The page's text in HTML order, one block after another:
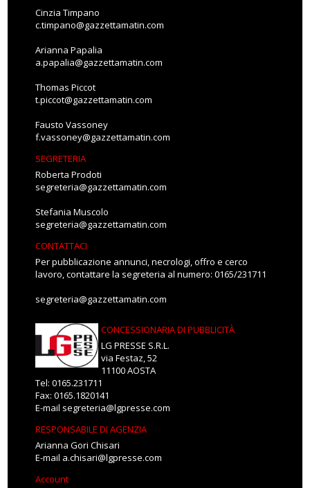
Cinzia Timpano
c.timpano@gazzettamatin.com
Arianna Papalia
a.papalia@gazzettamatin.com
Thomas Piccot
t.piccot@gazzettamatin.com
Fausto Vassoney
f.vassoney@gazzettamatin.com
SEGRETERIA
Roberta Prodoti
segreteria@gazzettamatin.com
Stefania Muscolo
segreteria@gazzettamatin.com
CONTATTACI
Per pubblicazione annunci, necrologi, offro e cerco
lavoro, contattare la segreteria al numero: 0165/231711
segreteria@gazzettamatin.com
CONCESSIONARIA DI PUBBLICITÀ
LG PRESSE S.R.L.
via Festaz, 52
11100 AOSTA
Tel: 0165.231711
Fax: 0165.1820141
E-mail segreteria@lgpresse.com
RESPONSABILE DI AGENZIA
Arianna Gori Chisari
E-mail a.chisari@lgpresse.com
Account